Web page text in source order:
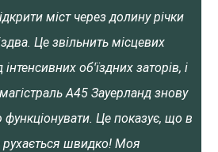
міст через долину річки
Це звільнить місцевих
об'їздних заторів, і
A45 Зауерланд знову
функціонувати. Це показує, що в
рухається швидко! Моя